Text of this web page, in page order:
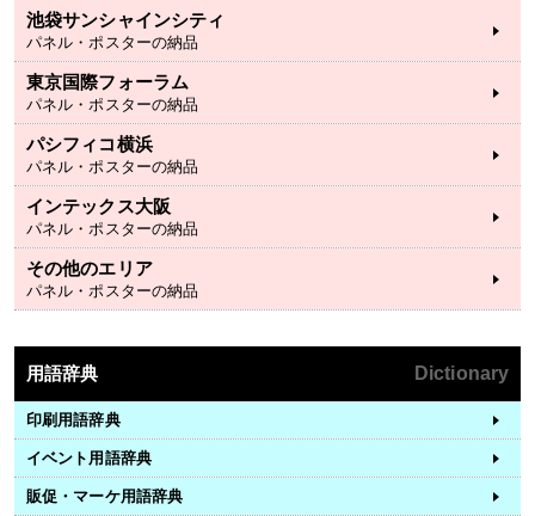
池袋サンシャインシティ
パネル・ポスターの納品
東京国際フォーラム
パネル・ポスターの納品
パシフィコ横浜
パネル・ポスターの納品
インテックス大阪
パネル・ポスターの納品
その他のエリア
パネル・ポスターの納品
用語辞典 Dictionary
印刷用語辞典
イベント用語辞典
販促・マーケ用語辞典